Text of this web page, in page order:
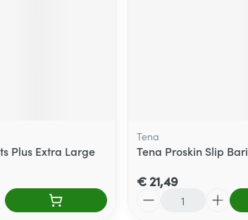
Plus Extra Large
Tena
Tena Proskin Slip
€ 21,49